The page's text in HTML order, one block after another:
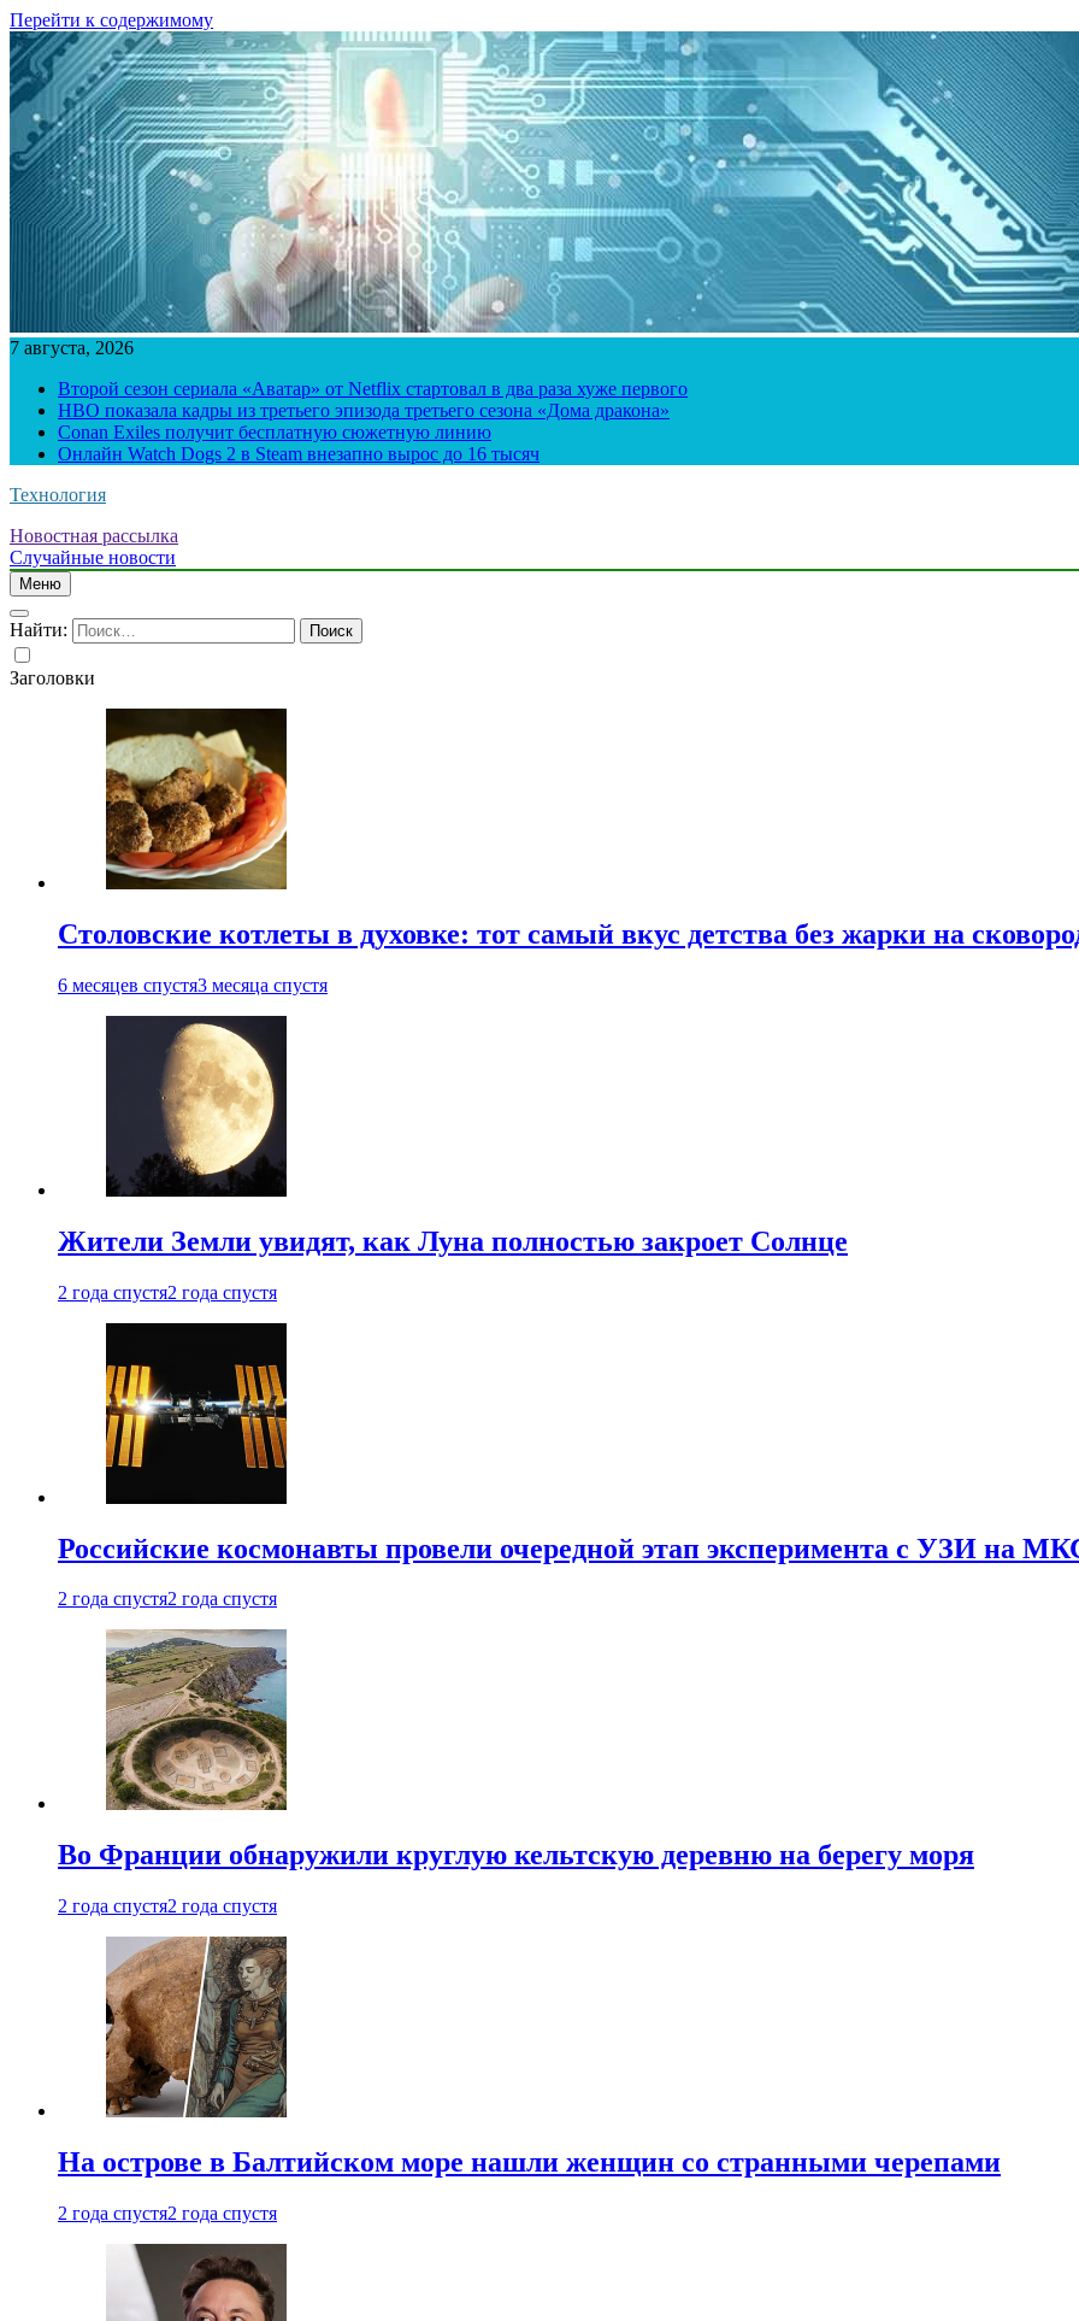
Перейти к содержимому
7 августа, 2026
Второй сезон сериала «Аватар» от Netflix стартовал в два раза хуже первого
HBO показала кадры из третьего эпизода третьего сезона «Дома дракона»
Conan Exiles получит бесплатную сюжетную линию
Онлайн Watch Dogs 2 в Steam внезапно вырос до 16 тысяч
Технология
Новостная рассылка
Случайные новости
Меню
Найти:
Заголовки
Столовские котлеты в духовке: тот самый вкус детства без жарки на
6 месяцев спустя3 месяца спустя
Жители Земли увидят, как Луна полностью закроет Солнце
2 года спустя2 года спустя
Российские космонавты провели очередной этап эксперимента с УЗИ на
2 года спустя2 года спустя
Во Франции обнаружили круглую кельтскую деревню на берегу моря
2 года спустя2 года спустя
На острове в Балтийском море нашли женщин со странными черепами
2 года спустя2 года спустя